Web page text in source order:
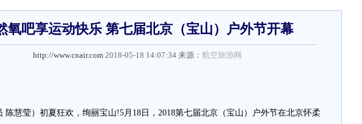
氧吧享运动快乐 第七届北京（宝山）户外节开幕
http://www.cnair.com 2018-05-18 14:07:34 来源： 航空旅游网
慧莹）初夏狂欢，绚丽宝山!5月18日，2018第七届北京（宝山）户外节在北京怀柔